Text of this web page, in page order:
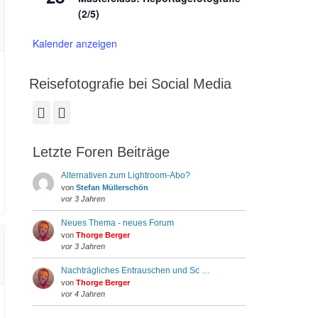
(2/5)
Kalender anzeigen
Reisefotografie bei Social Media
Facebook
Letzte Foren Beiträge
Alternativen zum Lightroom-Abo?
von Stefan Müllerschön
vor 3 Jahren
Neues Thema - neues Forum
von Thorge Berger
vor 3 Jahren
Nachträgliches Entrauschen und Sc …
von Thorge Berger
vor 4 Jahren